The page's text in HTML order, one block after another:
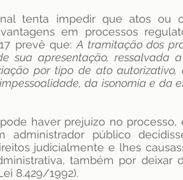
tenta impedir que atos ou
em processos
prevê que: A tramitação dos
sua apresentação, ressalvada
por tipo de ato autorizativo,
da isonomia e da
haver prejuízo no processo,
administrador público
judicialmente e lhes
também por deixar
8.429/1992).